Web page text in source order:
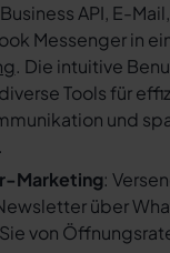
API, E-
Messenger in
. Die intuitive
Tools für
und
Marketing:
über
von